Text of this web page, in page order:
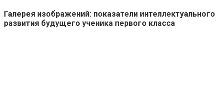
Галерея изображений: показатели интеллектуального
развития будущего ученика первого класса